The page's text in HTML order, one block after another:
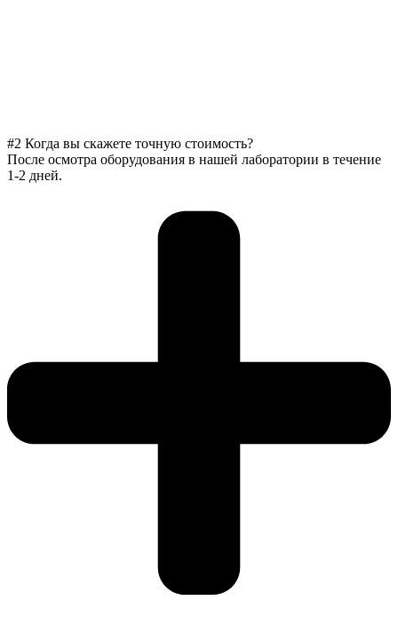
#2 Когда вы скажете точную стоимость?
После осмотра оборудования в нашей лаборатории в течение
1-2 дней.